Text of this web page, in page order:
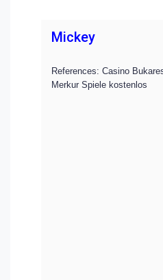
Mickey
References: Casino
Merkur Spiele kostenlos